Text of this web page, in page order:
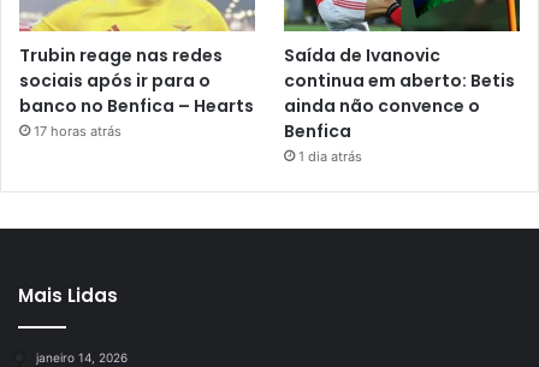
Trubin reage nas redes
sociais após ir para o
banco no Benfica – Hearts
17 horas atrás
Saída de Ivanovic
continua em aberto: Betis
ainda não convence o
Benfica
1 dia atrás
Mais Lidas
janeiro 14, 2026